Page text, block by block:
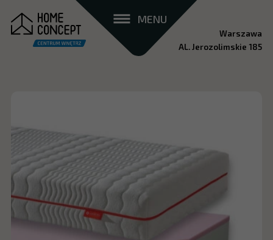
MENU
Warszawa
AL. Jerozolimskie 185